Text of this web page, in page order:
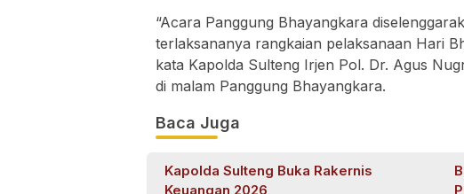
“Acara Panggung Bhayangkara
terlaksananya rangkaian pelaksanaan Hari
kata Kapolda Sulteng Irjen Pol. Dr. Agus
di malam Panggung Bhayangkara.
Baca Juga
Kapolda Sulteng Buka Rakernis
Keuangan 2026